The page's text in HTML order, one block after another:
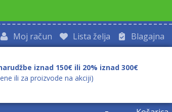
Blagajna
Lista želja
Moj račun
iznad 150€ ili 20% iznad 300€
ili za proizvode na akciji)